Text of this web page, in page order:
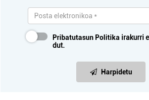
Pribatutasun Politika irakurri
dut.
Harpidetu